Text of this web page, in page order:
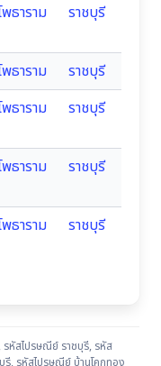
พธาราม ราชบุรี
พธาราม
ราชบุรี
พธาราม ราชบุรี
พธาราม ราชบุรี
พธาราม ราชบุรี
รหัสไปรษณีย์ ราชบุรี, รหัส
รี, รหัสไปรษณีย์ บ้านโคกทอง